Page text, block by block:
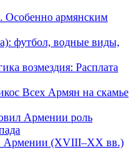
Особенно армянским
футбол, водные виды,
возмездия: Расплата
Всех Армян на скамье
Армении роль
Армении (XVIII–XX вв.)